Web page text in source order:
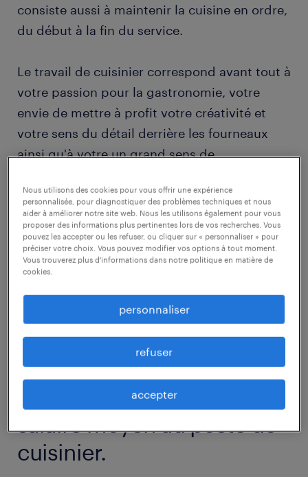
consiste aussi à maintenir la cuisine en ordre,
du début à la fin du service.
Le travail de cuisinier correspond avant tout à
votre passion pour la gastronomie, votre
envie de mettre à profit votre créativité et
votre sens du détail derrière les fourneaux
ainsi qu'à votre un grand sens de
stress dans n'importe quelle situation.
Découvrez quelles compétences et
qualifications vous devez acquérir pour
devenir cuisinier.
découvrir nos offres
salaire moyen au poste de
cuisinier.
Nous utilisons des cookies pour vous offrir une expérience
personnalisée, pour diagnostiquer des problèmes techniques et nous
aider à améliorer notre site web. Nous les utilisons également pour vous
proposer des informations plus pertinentes lors de vos recherches. Vous
pouvez les accepter ou les refuser, ou cliquer sur « personnaliser » pour
préciser votre choix. Vous pouvez modifier vos options à tout moment.
Vous trouverez plus d'informations dans notre politique en matière de
cookies.
personnaliser
refuser
accepter